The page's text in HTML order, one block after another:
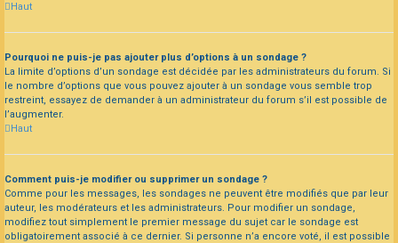
Haut
Pourquoi ne puis-je pas ajouter plus d’options à un sondage ?
La limite d’options d’un sondage est décidée par les administrateurs du forum. Si
le nombre d’options que vous pouvez ajouter à un sondage vous semble trop
restreint, essayez de demander à un administrateur du forum s’il est possible de
l’augmenter.
Haut
Comment puis-je modifier ou supprimer un sondage ?
Comme pour les messages, les sondages ne peuvent être modifiés que par leur
auteur, les modérateurs et les administrateurs. Pour modifier un sondage,
modifiez tout simplement le premier message du sujet car le sondage est
obligatoirement associé à ce dernier. Si personne n’a encore voté, il est possible